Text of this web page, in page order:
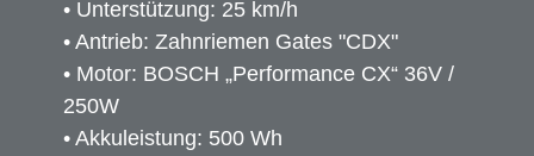
Böttcher
Contoura
• Unterstützung: 25 km/h
• Antrieb: Zahnriemen Gates "CDX"
• Motor: BOSCH „Performance CX“ 36V /
250W
• Akkuleistung: 500 Wh